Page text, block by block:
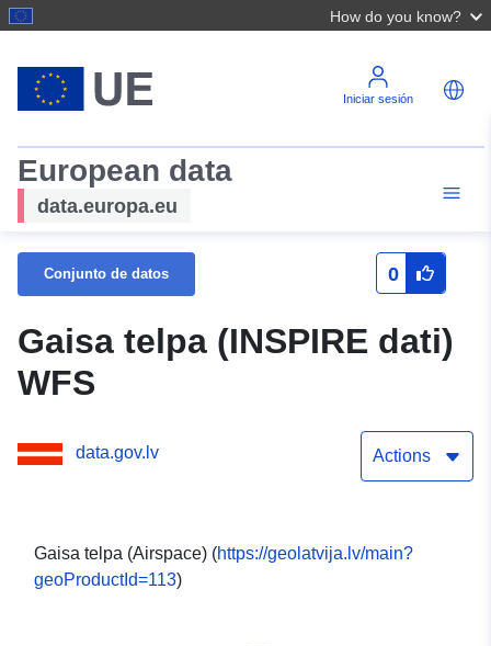
How do you know?
Iniciar sesión
European data
data.europa.eu
Conjunto de datos 0
Gaisa telpa (INSPIRE dati)
WFS
data.gov.lv Actions
Gaisa telpa (Airspace) (https://geolatvija.lv/main?
geoProductId=113)